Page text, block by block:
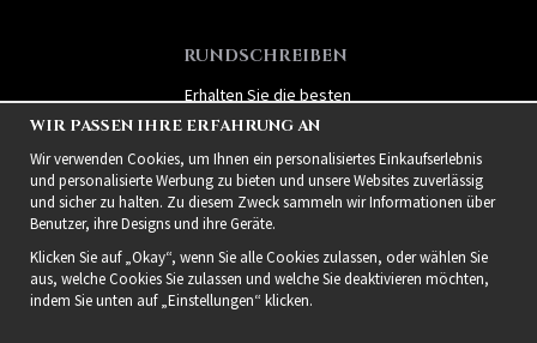
RUNDSCHREIBEN
Erhalten Sie die besten
Angebote und spannende
neue Produkte!
WIR PASSEN IHRE ERFAHRUNG AN
Wir verwenden Cookies, um Ihnen ein personalisiertes Einkaufserlebnis
und personalisierte Werbung zu bieten und unsere Websites zuverlässig
und sicher zu halten. Zu diesem Zweck sammeln wir Informationen über
Benutzer, ihre Designs und ihre Geräte.
Klicken Sie auf „Okay“, wenn Sie alle Cookies zulassen, oder wählen Sie
aus, welche Cookies Sie zulassen und welche Sie deaktivieren möchten,
indem Sie unten auf „Einstellungen“ klicken.